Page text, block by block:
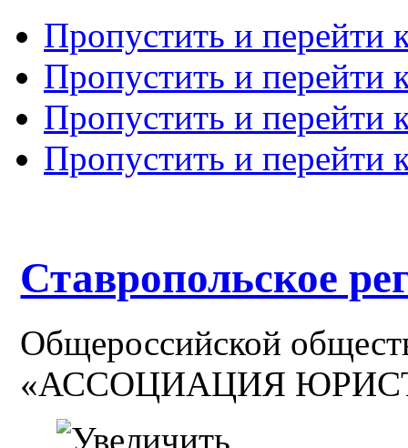
Пропустить и перейти
Пропустить и перейти
Пропустить и перейти
Пропустить и перейти
Ставропольское
Общероссийской
«АССОЦИАЦИЯ